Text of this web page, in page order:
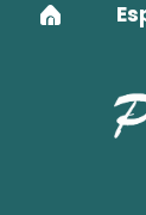
Ir al menú de
Ir al contenido
Ir al pie de